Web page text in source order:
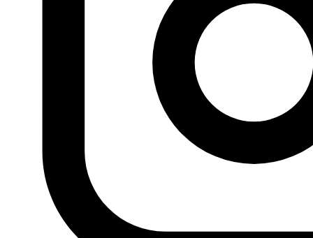
Pueden consultar más de 170.000 artículos de prensa
Fondo documental Al Fanar
de Andil para Mada Masr
La Unión del Magreb Árabe o nuestro sueño
enterrado vivo nada más nacer
Siguiente
La lengua de
madera de los políticos por Buali, 23.02.2016, Hespress